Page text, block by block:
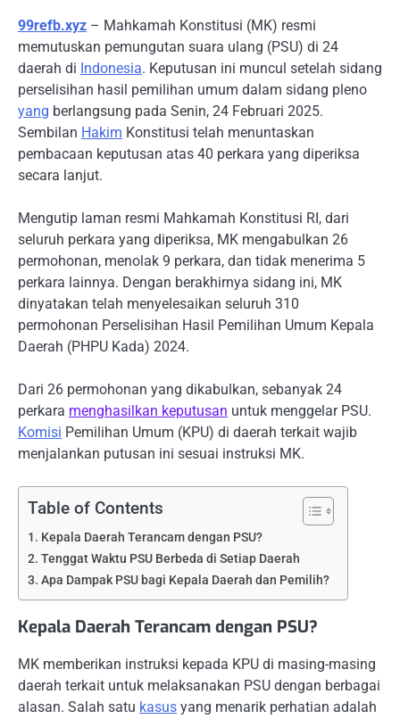
99refb.xyz – Mahkamah Konstitusi (MK) resmi
memutuskan pemungutan suara ulang (PSU) di 24
daerah di Indonesia. Keputusan ini muncul setelah sidang
perselisihan hasil pemilihan umum dalam sidang pleno
yang berlangsung pada Senin, 24 Februari 2025.
Sembilan Hakim Konstitusi telah menuntaskan
pembacaan keputusan atas 40 perkara yang diperiksa
secara lanjut.
Mengutip laman resmi Mahkamah Konstitusi RI, dari
seluruh perkara yang diperiksa, MK mengabulkan 26
permohonan, menolak 9 perkara, dan tidak menerima 5
perkara lainnya. Dengan berakhirnya sidang ini, MK
dinyatakan telah menyelesaikan seluruh 310
permohonan Perselisihan Hasil Pemilihan Umum Kepala
Daerah (PHPU Kada) 2024.
Dari 26 permohonan yang dikabulkan, sebanyak 24
perkara menghasilkan keputusan untuk menggelar PSU.
Komisi Pemilihan Umum (KPU) di daerah terkait wajib
menjalankan putusan ini sesuai instruksi MK.
Table of Contents
Kepala Daerah Terancam dengan PSU?
Tenggat Waktu PSU Berbeda di Setiap Daerah
Apa Dampak PSU bagi Kepala Daerah dan Pemilih?
Kepala Daerah Terancam dengan PSU?
MK memberikan instruksi kepada KPU di masing-masing
daerah terkait untuk melaksanakan PSU dengan berbagai
alasan. Salah satu kasus yang menarik perhatian adalah